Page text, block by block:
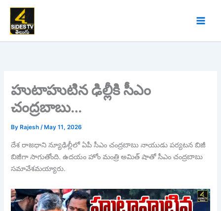
Skip
content
హుటాహుటిన ఢిల్లీకి సీఎం
చంద్రబాబు…
By Rajesh/ May 11, 2026
దేశ రాజధాని న్యూఢిల్లీలో ఏపీ సీఎం చంద్రబాబు నాయుడు పర్యటన బిజీ
బిజీగా సాగుతోంది. ఉదయం హోం మంత్రి అమిత్ షాతో సీఎం చంద్రబాబు
సమావేశమయ్యారు.